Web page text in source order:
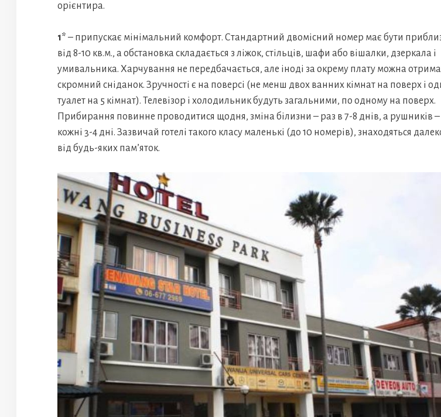
орієнтира.
1* – припускає мінімальний комфорт. Стандартний двомісний номер має бути
від 8-10 кв.м., а обстановка складається з ліжок, стільців, шафи або вішалки, дзеркала і
умивальника. Харчування не передбачається, але іноді за окрему плату можна
скромний сніданок. Зручності є на поверсі (не менш двох ванних кімнат на поверх і
туалет на 5 кімнат). Телевізор і холодильник будуть загальними, по одному на поверх.
Прибирання повинне проводитися щодня, зміна білизни – раз в 7-8 днів, а рушників –
кожні 3-4 дні. Зазвичай готелі такого класу маленькі (до 10 номерів), знаходяться
від будь-яких пам’яток.